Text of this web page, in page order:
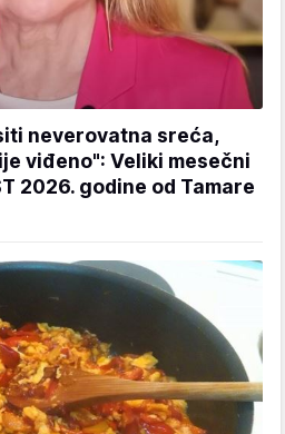
neverovatna sreća,
viđeno": Veliki mesečni
2026. godine od Tamare